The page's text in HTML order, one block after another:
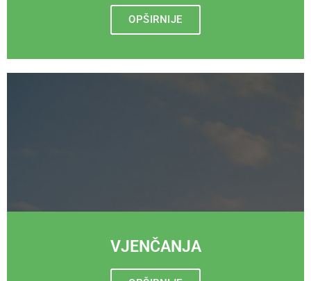
OPŠIRNIJE
VJENČANJA